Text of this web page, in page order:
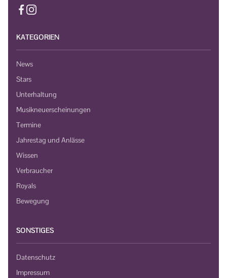
KATEGORIEN
News
Stars
Unterhaltung
Musikneuerscheinungen
Termine
Jahrestag und Anlässe
Wissen
Verbraucher
Royals
Bewegung
SONSTIGES
Datenschutz
Impressum